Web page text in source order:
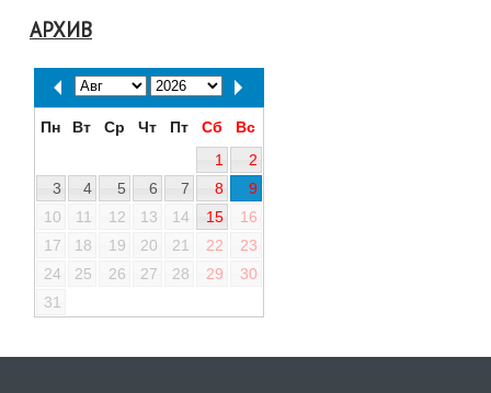
АРХИВ
Пн Вт Ср Чт Пт Сб
Вс
1
2
3
4 5 6 7 8
9
10
11 12 13 14 15
16
17
18 19 20 21 22
23
24
25 26 27 28 29
30
31